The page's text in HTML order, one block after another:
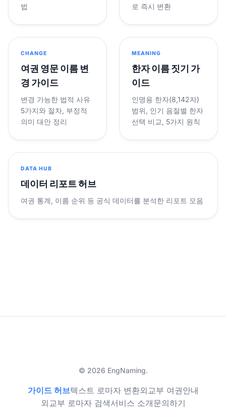
법
로 즉시 변환
CHANGE
여권 영문 이름 변
경 가이드
변경 가능한 법적 사유
5가지와 절차, 부정적
의미 대안 정리
MEANING
한자 이름 짓기 가
이드
인명용 한자(8,142자)
범위, 인기 음절별 한자
선택 비교, 5가지 원칙
DATA HUB
데이터 리포트 허브
여권 통계, 이름 순위 등 공식 데이터를 분석한 리포트 모음
© 2026 EngNaming.
가이드 허브텍스트 로마자 변환외교부 여권안내
외교부 로마자 검색서비스 소개문의하기